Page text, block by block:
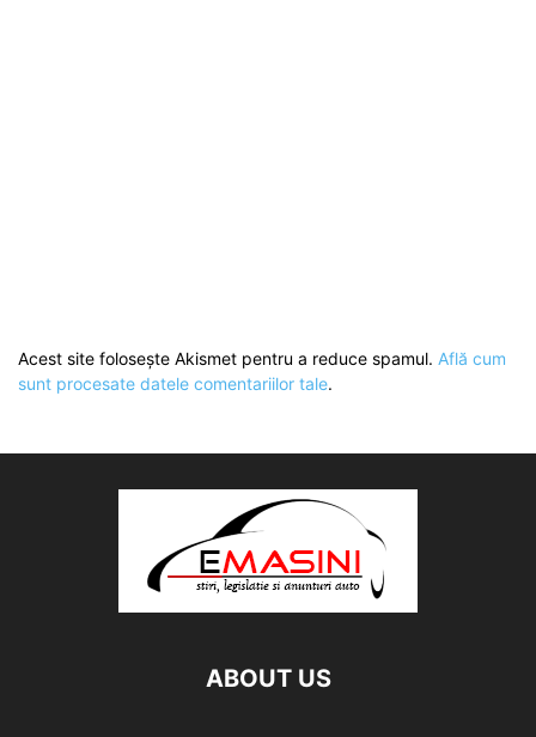
Acest site folosește Akismet pentru a reduce spamul. Află cum
sunt procesate datele comentariilor tale.
ABOUT US